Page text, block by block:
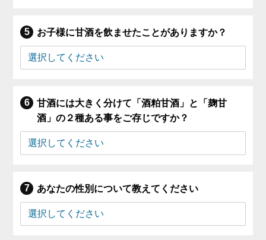
お子様に甘酒を飲ませたことがありますか？
甘酒には大きく分けて「酒粕甘酒」と「麹甘
酒」の２種ある事をご存じですか？
あなたの性別について教えてください